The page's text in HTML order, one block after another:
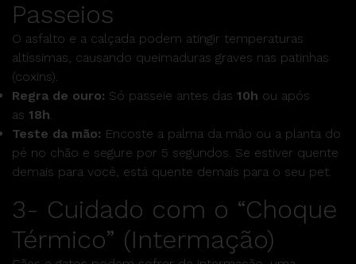
Passeios
O asfalto e a calçada podem atingir temperaturas
altíssimas, causando queimaduras graves nas patinhas
(coxins).
Regra de ouro: Só passeie antes das 10h ou após
as 18h.
Teste da mão: Encoste a palma da mão ou a planta do
pé no chão e segure por 5 segundos. Se estiver quente
demais para você, está quente demais para o seu pet.
3- Cuidado com o “Choque
Térmico” (Intermação)